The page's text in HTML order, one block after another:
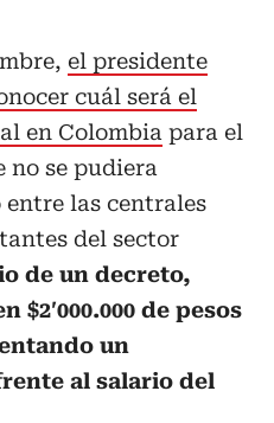
el presidente
cuál será el
en Colombia para el
no se pudiera
las centrales
del sector
de un decreto,
de pesos
un
al salario del